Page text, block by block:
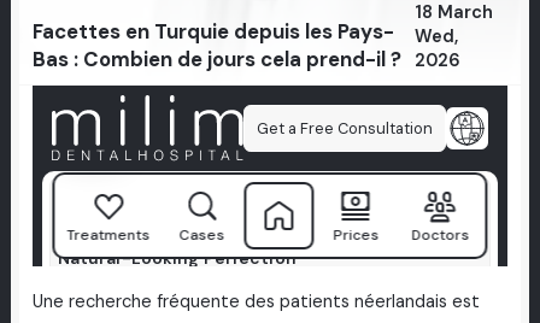
Facettes en Turquie depuis les Pays-
Bas : Combien de jours cela prend-il ?
18 March
Wed,
2026
Une recherche fréquente des patients néerlandais est